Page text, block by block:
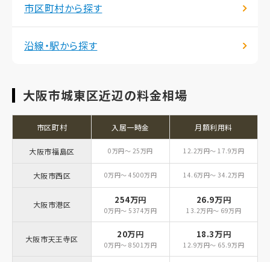
市区町村から探す
沿線・駅から探す
大阪市城東区近辺の料金相場
市区町村 入居一時金 月額利用料
大阪市福島区 0万円～ 25万円 12.2万円～ 17.9万円
大阪市西区 0万円～ 4500万円 14.6万円～ 34.2万円
大阪市港区 254万円
0万円～ 5374万円
26.9万円
13.2万円～ 69万円
大阪市天王寺区 20万円
0万円～ 8501万円
18.3万円
12.9万円～ 65.9万円